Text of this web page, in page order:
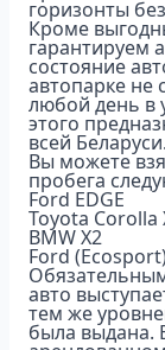
горизонты
Кроме
гарантируем
состояние
автопарке не
любой день в
этого
всей Беларуси.
Вы можете
пробега
Ford EDGE
Toyota Corolla
BMW X2
Ford
авто
тем же
была выдана.